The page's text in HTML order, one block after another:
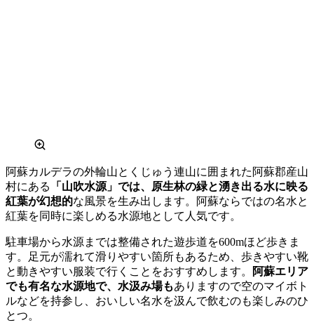
阿蘇カルデラの外輪山とくじゅう連山に囲まれた阿蘇郡産山
村にある
「山吹水源」では、原生林の緑と湧き出る水に映る
紅葉が幻想的な風景を生み出します。阿蘇ならではの名水と
紅葉を同時に楽しめる水源地として人気です。
駐車場から水源までは整備された遊歩道を600mほど歩きま
す。足元が濡れて滑りやすい箇所もあるため、歩きやすい靴
と動きやすい服装で行くことをおすすめします。
阿蘇エリア
でも有名な水源地で、水汲み場もありますので空のマイボト
ルなどを持参し、おいしい名水を汲んで飲むのも楽しみのひ
とつ。